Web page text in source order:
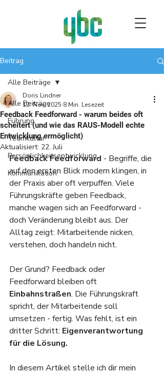
Beitrag
Alle Beiträge
Führung
Teamkultur
Persönlichkeitsentwicklung
Kommunikation
Alle Beiträge
Feedback Feedforward - warum beides oft
scheitert (und wie das RAUS-Modell echte
Entwicklung ermöglicht)
Doris Lindner
12. Nov. 2025 8 Min. Lesezeit
Aktualisiert: 22. Juli
Feedback Feedforward - Begriffe, die
auf den ersten Blick modern klingen, in
der Praxis aber oft verpuffen. Viele
Führungskräfte geben Feedback,
manche wagen sich an Feedforward -
doch Veränderung bleibt aus. Der
Alltag zeigt: Mitarbeitende nicken,
verstehen, doch handeln nicht.
Der Grund? Feedback oder
Feedforward bleiben oft
Einbahnstraßen. Die Führungskraft
spricht, der Mitarbeitende soll
umsetzen - fertig. Was fehlt, ist ein
dritter Schritt: Eigenverantwortung
für die Lösung.
In diesem Artikel stelle ich dir mein